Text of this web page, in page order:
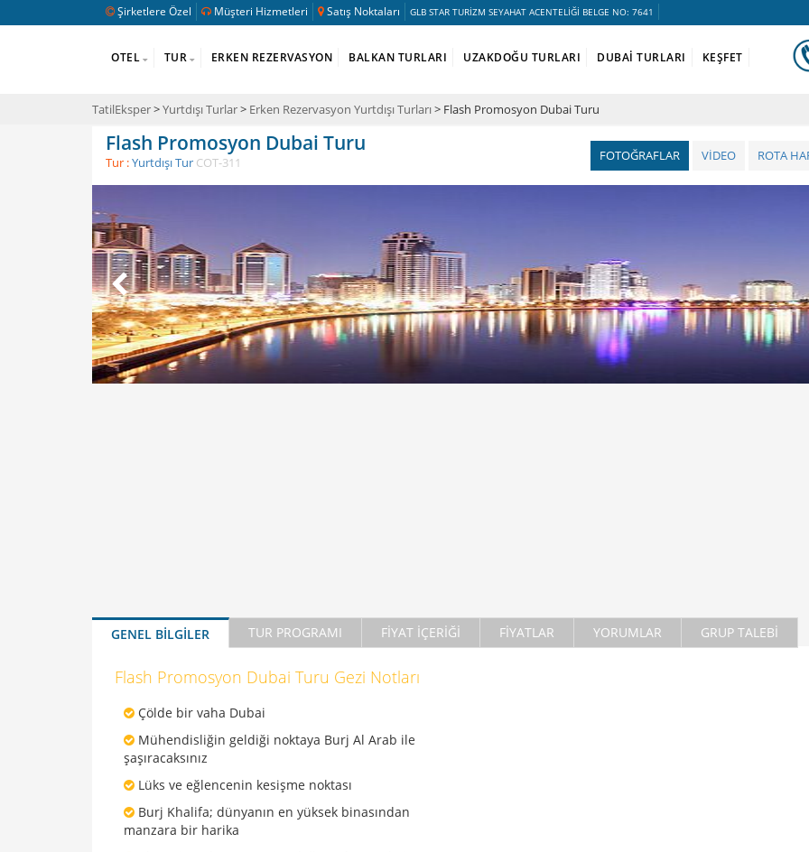
Şirketlere Özel Müşteri Hizmetleri Satış Noktaları GLB STAR TURİZM SEYAHAT ACENTELİĞİ BELGE NO: 7641
OTEL TUR ERKEN REZERVASYON BALKAN TURLARI UZAKDOĞU TURLARI DUBAİ TURLARI KEŞFET
TatilEksper>Yurtdışı Turlar> Erken Rezervasyon Yurtdışı Turları> Flash Promosyon Dubai Turu
Flash Promosyon Dubai Turu
Tur :Yurtdışı Tur COT-311 ROTA
VİDEO
FOTOĞRAFLAR
GENEL BİLGİLER TUR PROGRAMI FİYAT İÇERİĞİ FİYATLAR YORUMLAR GRUP TALEBİ
Flash Promosyon Dubai Turu Gezi Notları
Çölde bir vaha Dubai
Mühendisliğin geldiği noktaya Burj Al Arab ile
şaşıracaksınız
Lüks ve eğlencenin kesişme noktası
Burj Khalifa; dünyanın en yüksek binasından
manzara bir harika